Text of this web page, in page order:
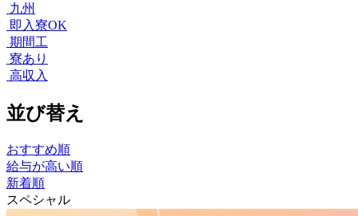
九州
即入寮OK
期間工
寮あり
高収入
並び替え
おすすめ順
給与が高い順
新着順
スペシャル